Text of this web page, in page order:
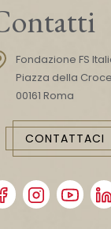
Fondazione FS
Piazza della Croce
00161 Roma
CONTATTACI